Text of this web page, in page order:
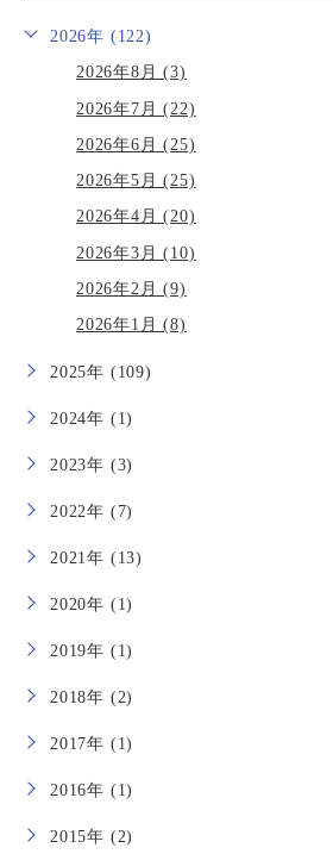
2026年 (122)
2026年8月 (3)
2026年7月 (22)
2026年6月 (25)
2026年5月 (25)
2026年4月 (20)
2026年3月 (10)
2026年2月 (9)
2026年1月 (8)
2025年 (109)
2024年 (1)
2023年 (3)
2022年 (7)
2021年 (13)
2020年 (1)
2019年 (1)
2018年 (2)
2017年 (1)
2016年 (1)
2015年 (2)